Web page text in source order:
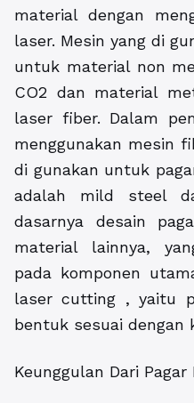
material dengan
laser. Mesin yang di
untuk material non
CO2 dan material
laser fiber. Dalam
menggunakan mesin
di gunakan untuk
adalah mild steel
dasarnya desain
material lainnya,
pada komponen
laser cutting , yaitu
bentuk sesuai dengan
Keunggulan Dari